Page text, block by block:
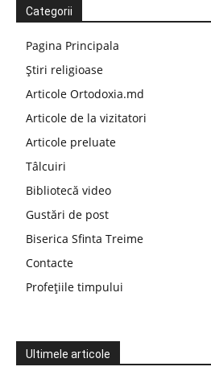
Categorii
Pagina Principala
Știri religioase
Articole Ortodoxia.md
Articole de la vizitatori
Articole preluate
Tâlcuiri
Bibliotecă video
Gustări de post
Biserica Sfinta Treime
Contacte
Profețiile timpului
Ultimele articole